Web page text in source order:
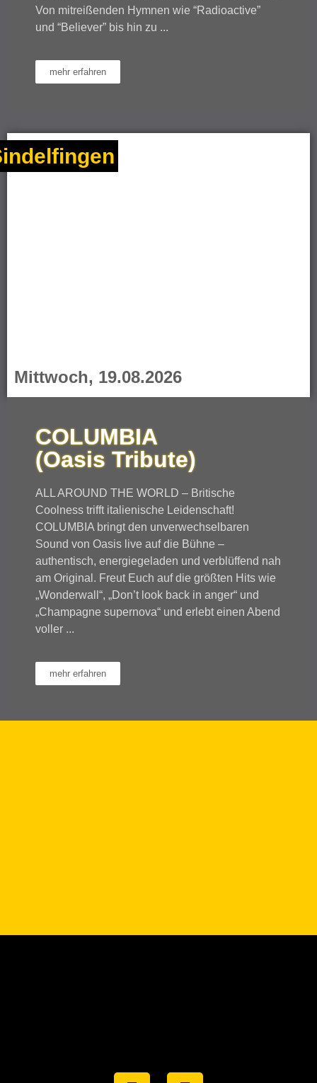
Von mitreißenden Hymnen wie “Radioactive”
und “Believer” bis hin zu ...
mehr erfahren
Mittwoch, 19.08.2026
COLUMBIA
(Oasis Tribute)
ALL AROUND THE WORLD – Britische
Coolness trifft italienische Leidenschaft!
COLUMBIA bringt den unverwechselbaren
Sound von Oasis live auf die Bühne –
authentisch, energiegeladen und verblüffend nah
am Original. Freut Euch auf die größten Hits wie
„Wonderwall“, „Don’t look back in anger“ und
„Champagne supernova“ und erlebt einen Abend
voller ...
mehr erfahren